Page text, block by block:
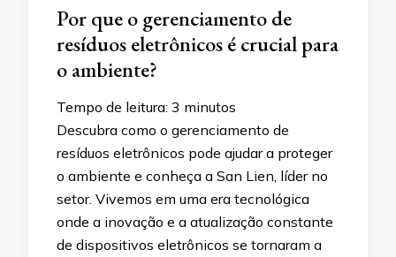
Por que o gerenciamento de
resíduos eletrônicos é crucial para
o ambiente?
Tempo de leitura: 3 minutos
Descubra como o gerenciamento de
resíduos eletrônicos pode ajudar a proteger
o ambiente e conheça a San Lien, líder no
setor. Vivemos em uma era tecnológica
onde a inovação e a atualização constante
de dispositivos eletrônicos se tornaram a